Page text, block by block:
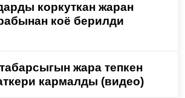
коркуткан жаран
коё берилди
жара тепкен
кармалды (видео)